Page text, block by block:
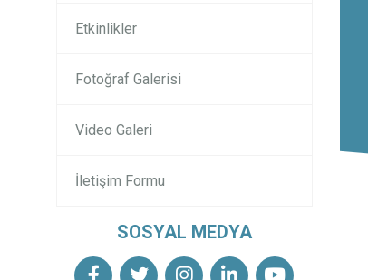
Etkinlikler
Fotoğraf Galerisi
Video Galeri
İletişim Formu
SOSYAL MEDYA